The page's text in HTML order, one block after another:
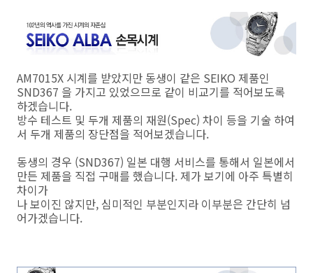
AM7015X 시계를 받았지만 동생이 같은 SEIKO 제품인
SND367 을 가지고 있었으므로 같이 비교기를 적어보도록
하겠습니다.
방수 테스트 및 두개 제품의 재원(Spec) 차이 등을 기술 하여
서 두개 제품의 장단점을 적어보겠습니다.
동생의 경우 (SND367) 일본 대행 서비스를 통해서 일본에서
만든 제품을 직접 구매를 했습니다. 제가 보기에 아주 특별히
차이가
나 보이진 않지만, 심미적인 부분인지라 이부분은 간단히 넘
어가겠습니다.